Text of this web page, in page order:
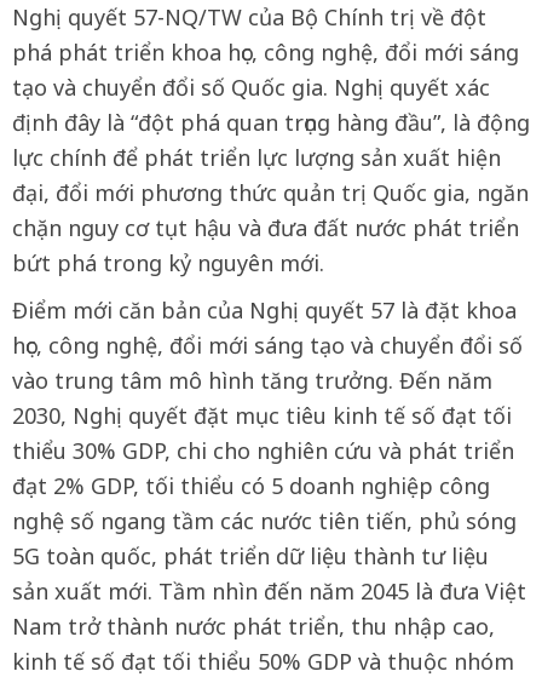
Nghị quyết 57-NQ/TW của Bộ Chính trị về đột
phá phát triển khoa học, công nghệ, đổi mới sáng
tạo và chuyển đổi số Quốc gia. Nghị quyết xác
định đây là “đột phá quan trọng hàng đầu”, là động
lực chính để phát triển lực lượng sản xuất hiện
đại, đổi mới phương thức quản trị Quốc gia, ngăn
chặn nguy cơ tụt hậu và đưa đất nước phát triển
bứt phá trong kỷ nguyên mới.
Điểm mới căn bản của Nghị quyết 57 là đặt khoa
học, công nghệ, đổi mới sáng tạo và chuyển đổi số
vào trung tâm mô hình tăng trưởng. Đến năm
2030, Nghị quyết đặt mục tiêu kinh tế số đạt tối
thiểu 30% GDP, chi cho nghiên cứu và phát triển
đạt 2% GDP, tối thiểu có 5 doanh nghiệp công
nghệ số ngang tầm các nước tiên tiến, phủ sóng
5G toàn quốc, phát triển dữ liệu thành tư liệu
sản xuất mới. Tầm nhìn đến năm 2045 là đưa Việt
Nam trở thành nước phát triển, thu nhập cao,
kinh tế số đạt tối thiểu 50% GDP và thuộc nhóm